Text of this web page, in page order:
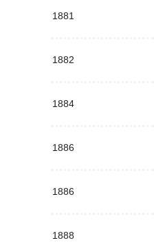
1881
1882
1884
1886
1886
1888